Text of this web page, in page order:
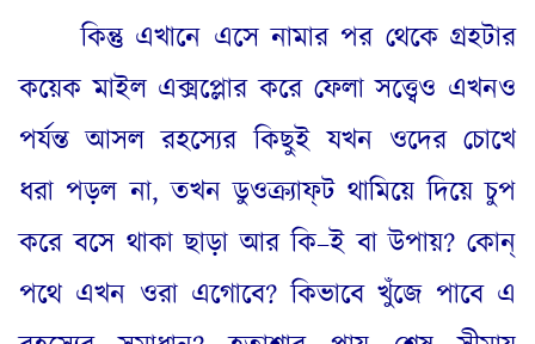
কিন্তু এখানে এসে নামার পর থেকে গ্রহটার
কয়েক মাইল এক্সপ্লোর করে ফেলা সত্ত্বেও এখনও
পর্যন্ত আসল রহস্যের কিছুই যখন ওদের চোখে
ধরা পড়ল না,তখন ডুওক্র্যাফ্‌ট থামিয়ে দিয়ে চুপ
করে বসে থাকা ছাড়া আর কি–ই বা উপায়? কোন্‌
পথে এখন ওরা এগোবে?কিভাবে খুঁজে পাবে এ